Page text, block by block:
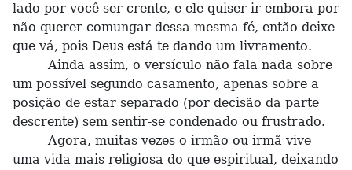
lado por você ser crente, e ele quiser ir embora por
não querer comungar dessa mesma fé, então deixe
que vá, pois Deus está te dando um livramento.
Ainda assim, o versículo não fala nada sobre
um possível segundo casamento, apenas sobre a
posição de estar separado (por decisão da parte
descrente) sem sentir-se condenado ou frustrado.
Agora, muitas vezes o irmão ou irmã vive
uma vida mais religiosa do que espiritual, deixando